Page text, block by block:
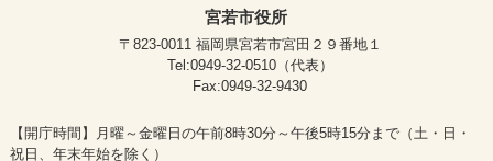
宮若市役所
〒823-0011 福岡県宮若市宮田２９番地１
Tel:0949-32-0510（代表）
Fax:0949-32-9430
【開庁時間】月曜～金曜日の午前8時30分～午後5時15分まで（土・日・
祝日、年末年始を除く）